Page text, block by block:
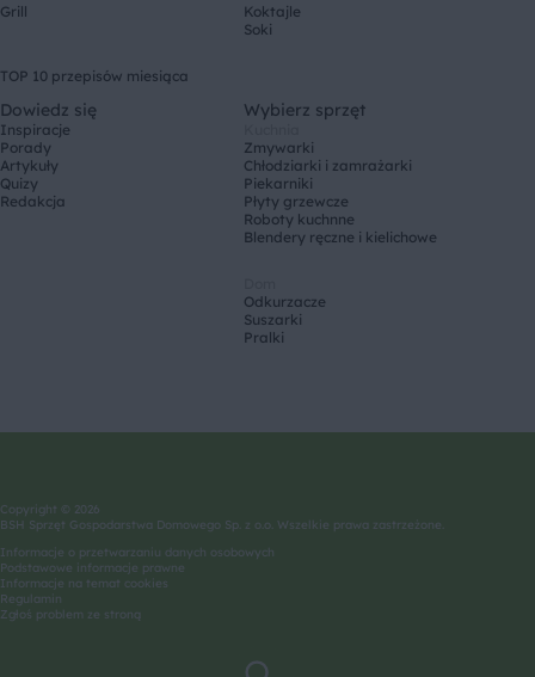
Grill
Koktajle
Soki
TOP 10 przepisów miesiąca
Dowiedz się
Inspiracje
Porady
Artykuły
Quizy
Redakcja
Wybierz sprzęt
Zmywarki
Chłodziarki i zamrażarki
Piekarniki
Płyty grzewcze
Roboty kuchnne
Blendery ręczne i kielichowe
Odkurzacze
Suszarki
Pralki
Copyright © 2026
BSH Sprzęt Gospodarstwa Domowego Sp. z o.o. Wszelkie prawa zastrzeżone.
Informacje o przetwarzaniu danych osobowych
Podstawowe informacje prawne
Informacje na temat cookies
Regulamin
Zgłoś problem ze stroną